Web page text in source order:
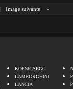
| Image suivante »
KOENIGSEGG
LAMBORGHINI
LANCIA